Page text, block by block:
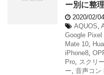
ー別に整理
2020/02/
AQUOS
Google Pixel
Mate 10
iPhone8
Pro
スクリ
ー 音声コン